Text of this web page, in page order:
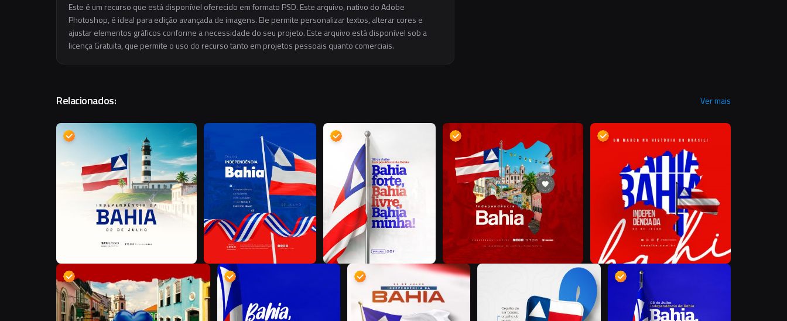
Este é um recurso que está disponível oferecido em formato PSD. Este arquivo, nativo do Adobe
Photoshop, é ideal para edição avançada de imagens. Ele permite personalizar textos, alterar cores e
ajustar elementos gráficos conforme a necessidade do seu projeto. Este arquivo está disponível sob a
licença Gratuita, que permite o uso do recurso tanto em projetos pessoais quanto comerciais.
Relacionados: Ver mais
D D
D